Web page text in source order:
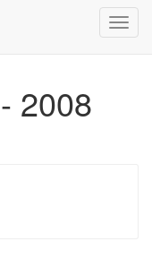
2008